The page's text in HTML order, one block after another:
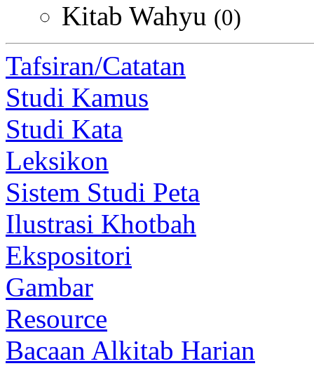
Kitab Wahyu (0)
Tafsiran/Catatan
Studi Kamus
Studi Kata
Leksikon
Sistem Studi Peta
Ilustrasi Khotbah
Ekspositori
Gambar
Resource
Bacaan Alkitab Harian